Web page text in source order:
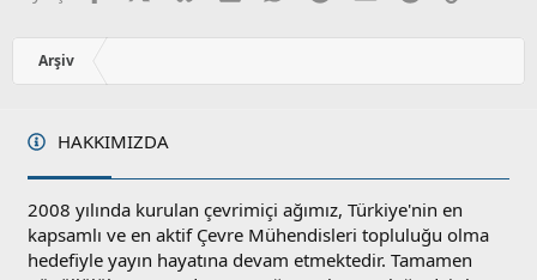
z
o
l
Arşiv
HAKKIMIZDA
2008 yılında kurulan çevrimiçi ağımız, Türkiye'nin en
kapsamlı ve en aktif Çevre Mühendisleri topluluğu olma
hedefiyle yayın hayatına devam etmektedir. Tamamen